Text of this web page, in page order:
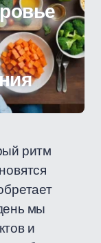
ритм
мы
и